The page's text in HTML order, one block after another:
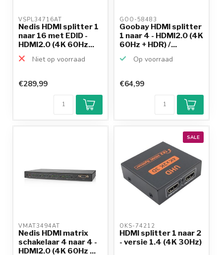
VSPL34716AT
Nedis HDMI splitter 1
naar 16 met EDID -
HDMI2.0 (4K 60Hz...
Niet op voorraad
€289,99
GOO-58483
Goobay HDMI splitter
1 naar 4 - HDMI2.0 (4K
60Hz + HDR) /...
Op voorraad
€64,99
VMAT3494AT
Nedis HDMI matrix
schakelaar 4 naar 4 -
HDMI2.0 (4K 60Hz ...
SALE
OKS-74212
HDMI splitter 1 naar 2
- versie 1.4 (4K 30Hz)